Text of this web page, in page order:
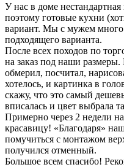
У нас в доме
поэтому готовые кухни
вариант. Мы с мужем
подходящего варианта.
После всех походов по
на заказ под наши
обмерил, посчитал,
хотелось, и картинка в
скажу, что это самый
вписалась и цвет выбрала
Примерно через 2 недели
красавицу! «Благодаря»
помучиться с монтажом
получился отменный.
Большое всем спасибо!